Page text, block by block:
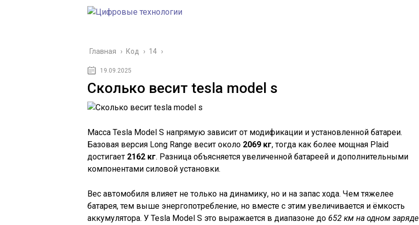
Главная › Код › 14 ›
19.09.2025
Сколько весит tesla model s
Масса Tesla Model S напрямую зависит от модификации и установленной батареи.
Базовая версия Long Range весит около 2069 кг, тогда как более мощная Plaid
достигает 2162 кг. Разница объясняется увеличенной батареей и дополнительными
компонентами силовой установки.
Вес автомобиля влияет не только на динамику, но и на запас хода. Чем тяжелее
батарея, тем выше энергопотребление, но вместе с этим увеличивается и ёмкость
аккумулятора. У Tesla Model S это выражается в диапазоне до 652 км на одном заряде